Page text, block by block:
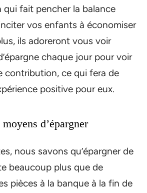
qui fait pencher la balance
vos enfants à économiser
ils adoreront vous voir
chaque jour pour voir
contribution, ce qui fera de
positive pour eux.
d’épargner
nous savons qu’épargner de
beaucoup plus que de
pièces à la banque à la fin de